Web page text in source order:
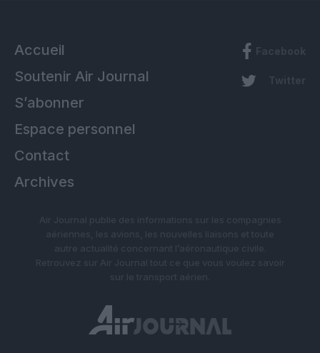
Accueil
Soutenir Air Journal
S’abonner
Espace personnel
Contact
Archives